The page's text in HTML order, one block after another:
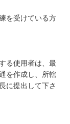
を受けている方
る使用者は、最
を作成し、所轄
に提出して下さ